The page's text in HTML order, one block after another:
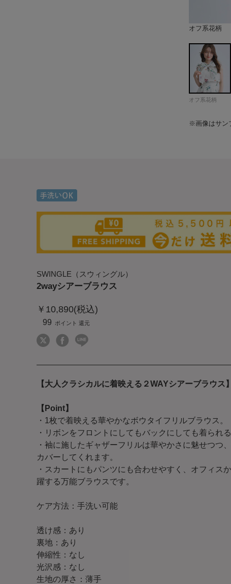
オフ系花柄
オフ
ピンク
ブラック系花柄
model：
model：
model：
model：
model：
model：
model：
model：
model：
model：
model：
model：
model：
model：
model：
model：
model：
model：
staff：
staff：
staff：
オフ系花柄
※画像はサン
SWINGLE（スウィングル）
2wayシアーブラウス
￥10,890(税込)
99
【大人クラシカルに着映える２WAYシアーブラウス】
【Point】
・1枚で着映える華やかなボウタイフリルブラウス。
・リボンをフロントにしてもバックにしても着られる
・袖に施したギャザーフリルは華やかさに魅せつつ
カバーしてくれます。
・スカートにもパンツにも合わせやすく、オフィス
躍する万能ブラウスです。
ケア方法：手洗い可能
透け感：あり
裏地：あり
伸縮性：なし
光沢感：なし
生地の厚さ：薄手